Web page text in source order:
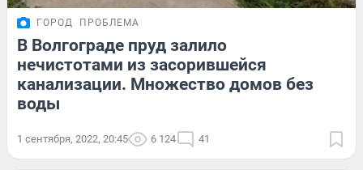
ГОРОД ПРОБЛЕМА
В Волгограде пруд залило
нечистотами из засорившейся
канализации. Множество домов без
воды
1 сентября, 2022, 20:45 6 124 41